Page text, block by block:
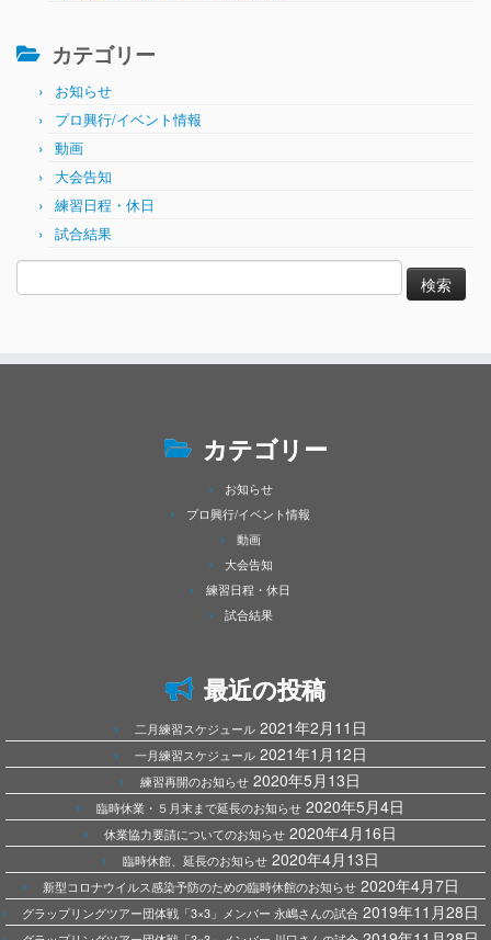
カテゴリー
お知らせ
プロ興行/イベント情報
動画
大会告知
練習日程・休日
試合結果
索:
カテゴリー
お知らせ
プロ興行/イベント情報
動画
大会告知
練習日程・休日
試合結果
最近の投稿
二月練習スケジュール 2021年2月11日
一月練習スケジュール 2021年1月12日
練習再開のお知らせ 2020年5月13日
臨時休業・５月末まで延長のお知らせ 2020年5月4日
休業協力要請についてのお知らせ 2020年4月16日
臨時休館、延長のお知らせ 2020年4月13日
新型コロナウイルス感染予防のための臨時休館のお知らせ 2020年4月7日
グラップリングツアー団体戦「3×3」メンバー 永嶋さんの試合 2019年11月28日